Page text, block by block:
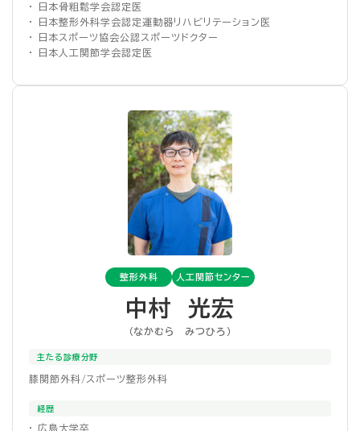
・ 日本骨粗鬆学会認定医
・ 日本整形外科学会認定運動器リハビリテーション医
・ 日本スポーツ協会公認スポーツドクター
・ 日本人工関節学会認定医
整形外科 人工関節センター
中村 光宏
（なかむら みつひろ）
主たる診療分野
膝関節外科/スポーツ整形外科
経歴
・ 広島大学卒